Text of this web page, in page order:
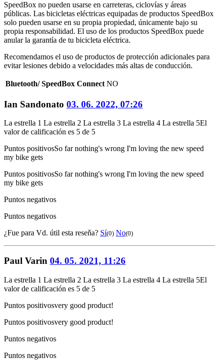
SpeedBox no pueden usarse en carreteras, ciclovías y áreas
públicas. Las bicicletas eléctricas equipadas de productos SpeedBox
solo pueden usarse en su propia propiedad, únicamente bajo su
propia responsabilidad. El uso de los productos SpeedBox puede
anular la garantía de tu bicicleta eléctrica.
Recomendamos el uso de productos de protección adicionales para
evitar lesiones debido a velocidades más altas de conducción.
Bluetooth/ SpeedBox Connect NO
Ian Sandonato 03. 06. 2022, 07:26
La estrella 1 La estrella 2 La estrella 3 La estrella 4 La estrella 5El
valor de calificación es 5 de 5
Puntos positivosSo far nothing's wrong I'm loving the new speed
my bike gets
Puntos positivosSo far nothing's wrong I'm loving the new speed
my bike gets
Puntos negativos
Puntos negativos
¿Fue para Vd. útil esta reseňa? Sí(0) No(0)
Paul Varin 04. 05. 2021, 11:26
La estrella 1 La estrella 2 La estrella 3 La estrella 4 La estrella 5El
valor de calificación es 5 de 5
Puntos positivosvery good product!
Puntos positivosvery good product!
Puntos negativos
Puntos negativos